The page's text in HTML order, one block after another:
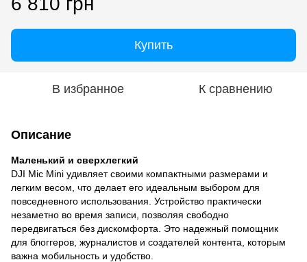
Купить
В избранное К сравнению
Описание
Маленький и сверхлегкий
DJI Mic Mini удивляет своими компактными размерами и
легким весом, что делает его идеальным выбором для
повседневного использования. Устройство практически
незаметно во время записи, позволяя свободно
передвигаться без дискомфорта. Это надежный помощник
для блоггеров, журналистов и создателей контента, которым
важна мобильность и удобство.